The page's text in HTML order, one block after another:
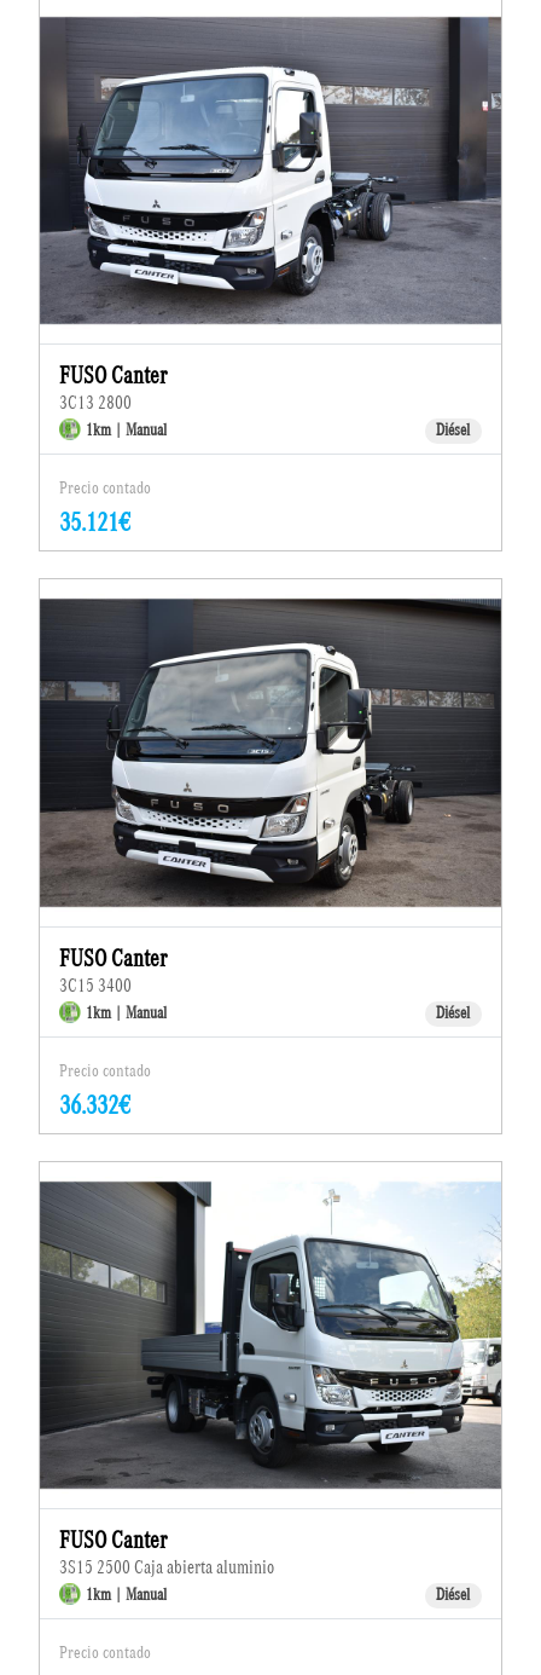
FUSO Canter
3C13 2800
1km | Manual Diésel
Precio contado
35.121€
FUSO Canter
3C15 3400
1km | Manual Diésel
Precio contado
36.332€
FUSO Canter
3S15 2500 Caja abierta aluminio
1km | Manual Diésel
Precio contado